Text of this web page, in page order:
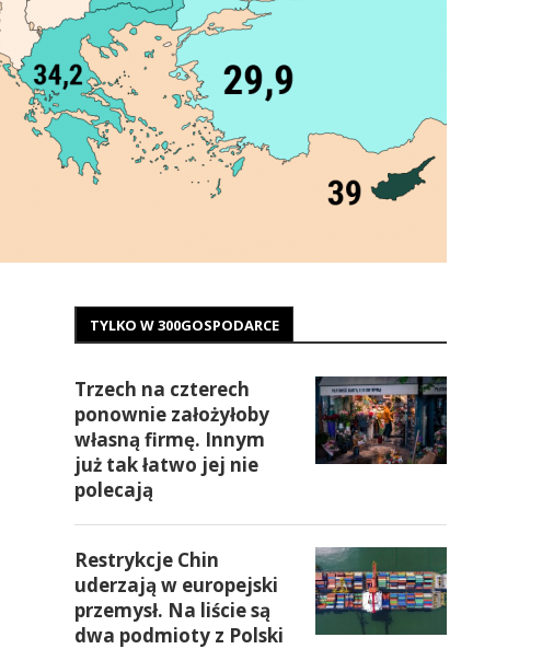
TYLKO W 300GOSPODARCE
Trzech na czterech
ponownie założyłoby
własną firmę. Innym
już tak łatwo jej nie
polecają
Restrykcje Chin
uderzają w europejski
przemysł. Na liście są
dwa podmioty z Polski